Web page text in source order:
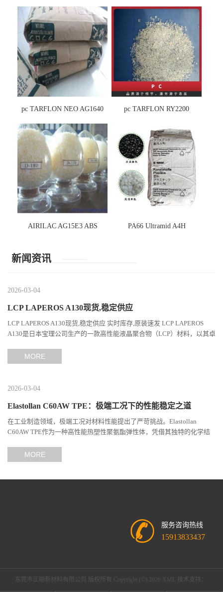
pc TARFLON NEO AG1640 pc TARFLON RY2200
AIRILAC AG15E3 ABS PA66 Ultramid A4H
新闻资讯
2026-03-04
LCP LAPEROS A130现货,稳定供应
LCP LAPEROS A130现货,稳定供应 实时库存,原装速发 LCP LAPEROS
A130是日本宝理公司生产的一款高性能液晶聚合物（LCP）材料，以其卓
MORE
2026-03-04
Elastollan C60AW TPE：极端工况下的性能稳定之道
在工业制造领域，极端工况对材料性能提出了严苛挑战。Elastollan
C60AW TPE作为一种高性能热塑性聚氨酯弹性体，凭借其独特的化学结
MORE
服务咨询热线
15913833437
东莞市正聪新材料有限公司 版权所有 Copyright (©) 2026 XML 技术支持：